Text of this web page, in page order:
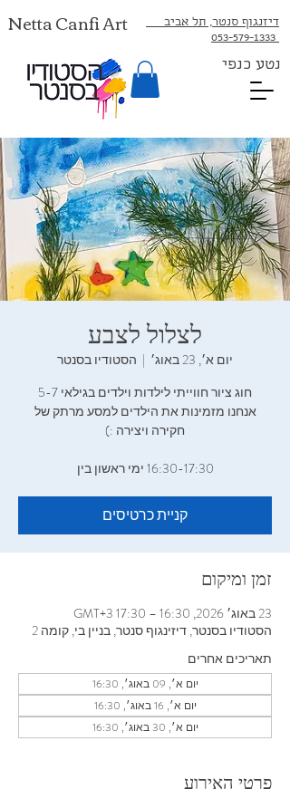
דיזנגוף סנטר, תל אביב
053-579-1333⁩
Netta Canfi Art
נטע כנפי
לצלול‭ ‬לצבע‭
יום א׳, 23 באוג׳
  |
הסטודיו בסנטר
אנחנו מזמינות את הילדים למסע מרתק של
16:30-17:30‬ ימי ראשון בין
קניית כרטיסים
זמן ומיקום
23 באוג׳ 2026, 16:30 – 17:30 GMT‎+3‎
הסטודיו בסנטר, דיזינגוף סנטר, בניין בי, קומה 2
תאריכים אחרים
יום א׳, 09 באוג׳, 16:30
יום א׳, 16 באוג׳, 16:30
יום א׳, 30 באוג׳, 16:30
פרטי האירוע